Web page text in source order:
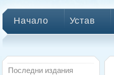
Начало Устав
Последни издания